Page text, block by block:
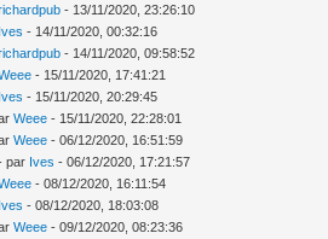
- 13/11/2020, 23:26:10
Ives - 14/11/2020, 00:32:16
- 14/11/2020, 09:58:52
- 15/11/2020, 17:41:21
Ives - 15/11/2020, 20:29:45
Weee - 15/11/2020, 22:28:01
Weee - 06/12/2020, 16:51:59
par Ives - 06/12/2020, 17:21:57
- 08/12/2020, 16:11:54
Ives - 08/12/2020, 18:03:08
Weee - 09/12/2020, 08:23:36